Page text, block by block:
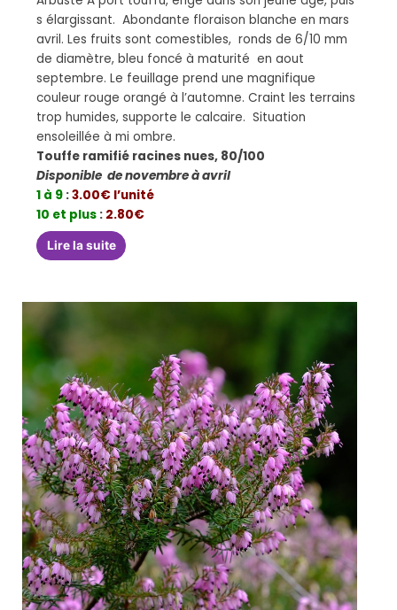
s élargissant. Abondante floraison blanche en mars
avril. Les fruits sont comestibles, ronds de 6/10 mm
de diamètre, bleu foncé à maturité en aout
septembre. Le feuillage prend une magnifique
couleur rouge orangé à l’automne. Craint les terrains
trop humides, supporte le calcaire. Situation
ensoleillée à mi ombre.
Touffe ramifié racines nues, 80/100
Disponible de novembre à avril
1 à 9 :3.00€ l’unité
10 et plus : 2.80€
Lire la suite